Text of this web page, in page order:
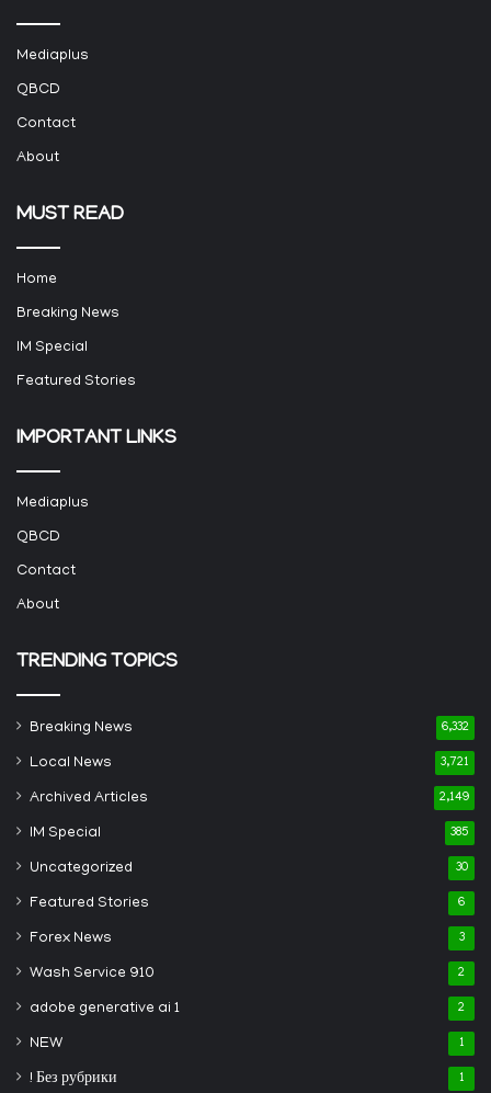
Mediaplus
QBCD
Contact
About
MUST READ
Home
Breaking News
IM Special
Featured Stories
IMPORTANT LINKS
Mediaplus
QBCD
Contact
About
TRENDING TOPICS
Breaking News 6,332
Local News 3,721
Archived Articles 2,149
IM Special 385
Uncategorized 30
Featured Stories 6
Forex News 3
Wash Service 910 2
adobe generative ai 1 2
NEW 1
! Без рубрики 1